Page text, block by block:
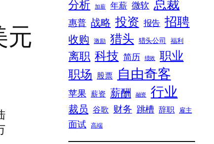
元
分析 加薪 年薪 微软 总裁
惠普 战略 投资 报告 招聘
收购 激励 猎头 猎头公司 福利
离职 科技 简历 绩效 职业
职场 股票 自由奇客
苹果 薪资 薪酬 融资 行业
裁员 谷歌 财务 跳槽 辞职 雇主
面试 高端